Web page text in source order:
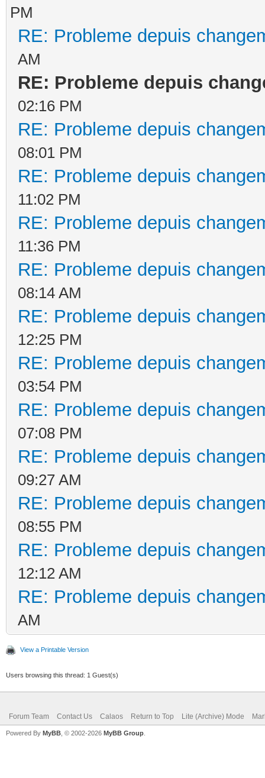
PM
RE: Probleme depuis
AM
RE: Probleme depuis
02:16 PM
RE: Probleme depuis
08:01 PM
RE: Probleme depuis
11:02 PM
RE: Probleme depuis
11:36 PM
RE: Probleme depuis
08:14 AM
RE: Probleme depuis
12:25 PM
RE: Probleme depuis
03:54 PM
RE: Probleme depuis
07:08 PM
RE: Probleme depuis
09:27 AM
RE: Probleme depuis
08:55 PM
RE: Probleme depuis
12:12 AM
RE: Probleme depuis
AM
View a Printable Version
Users browsing this thread: 1 Guest(s)
Forum Team Contact Us Calaos Return to Top Lite (Archive) Mode
Powered By MyBB , © 2002-2026 MyBB Group